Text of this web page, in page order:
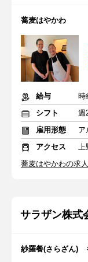
蕎麦はやかわ
給与
時
シフト
雇用形態
ア
アクセス
上
蕎麦はやかわの求
サラザン株式
紗羅餐(さらざん)